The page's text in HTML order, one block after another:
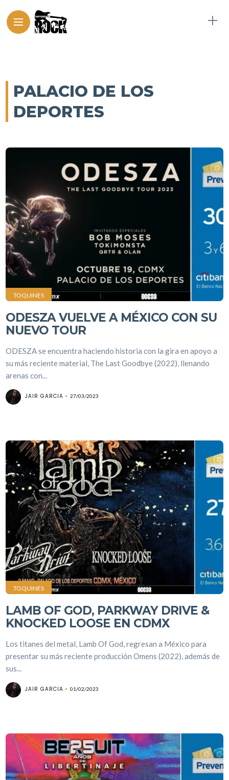
PALACIO DE LOS
DEPORTES
TOQUINES
ODESZA VUELVE A MÉXICO CON SU
NUEVO TOUR
ODESZA se encuentra haciendo historia con la gira en apoyo a
su más reciente material, The Last Goodbye (2022), llenando
arenas con...
JAIR GARCIA 27/03/2023
TOQUINES
LAMB OF GOD, PARKWAY DRIVE &
KNOCKED LOOSE EN CDMX
Los titanes del metal, Lamb Of God, regresan a México para
presentar su más reciente producción Omens (2022), además de
sus...
JAIR GARCIA 01/02/2023